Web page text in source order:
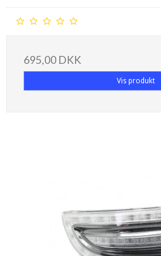
695,00 DKK
Vis produkt